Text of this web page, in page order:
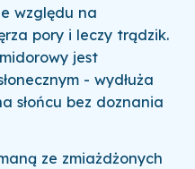
względu na
pory i leczy trądzik.
jest
- wydłuża
słońcu bez doznania
ze zmiażdżonych